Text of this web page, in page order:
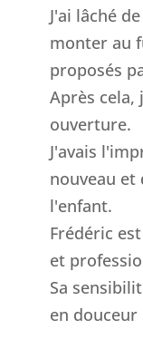
J'ai lâché
monter au
proposés
Après cela,
ouverture.
J'avais
nouveau et
l'enfant.
Frédéric
et
Sa
en douceur